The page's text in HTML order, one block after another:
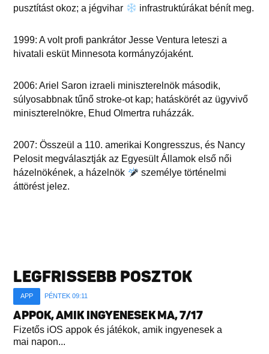
pusztítást okoz; a jégvihar
infrastruktúrákat bénít meg.
1999: A volt profi pankrátor Jesse Ventura leteszi a
hivatali esküt Minnesota kormányzójaként.
2006: Ariel Saron izraeli miniszterelnök második,
súlyosabbnak tűnő stroke-ot kap; hatáskörét az ügyvivő
miniszterelnökre, Ehud Olmertra ruházzák.
2007: Összeül a 110. amerikai Kongresszus, és Nancy
Pelosit megválasztják az Egyesült Államok első női
házelnökének, a házelnök
személye történelmi
áttörést jelez.
LEGFRISSEBB POSZTOK
APP PÉNTEK 09:11
APPOK, AMIK INGYENESEK MA, 7/17
Fizetős iOS appok és játékok, amik ingyenesek a
mai napon...